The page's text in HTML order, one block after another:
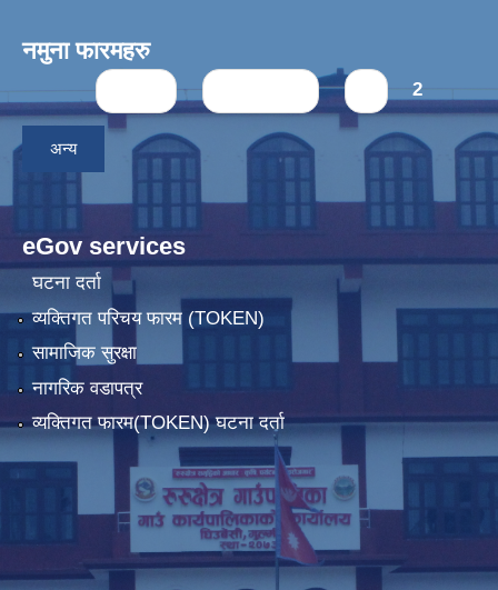
नमुना फारमहरु
Pages 2
अन्य
eGov services
घटना दर्ता
व्यक्तिगत परिचय फारम (TOKEN)
सामाजिक सुरक्षा
नागरिक वडापत्र
व्यक्तिगत फारम(TOKEN) घटना दर्ता